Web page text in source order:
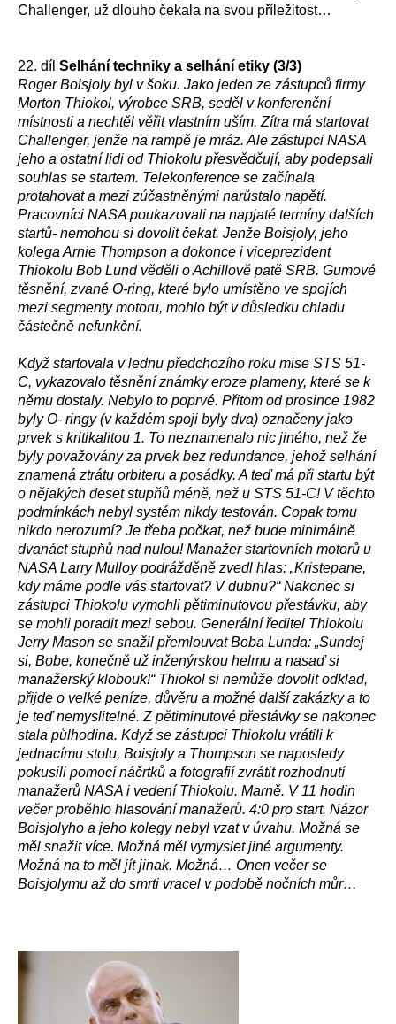
Challenger, už dlouho čekala na svou příležitost…
22. díl Selhání techniky a selhání etiky (3/3)
Roger Boisjoly byl v šoku. Jako jeden ze zástupců firmy
Morton Thiokol, výrobce SRB, seděl v konferenční
místnosti a nechtěl věřit vlastním uším. Zítra má startovat
Challenger, jenže na rampě je mráz. Ale zástupci NASA
jeho a ostatní lidi od Thiokolu přesvědčují, aby podepsali
souhlas se startem. Telekonference se začínala
protahovat a mezi zúčastněnými narůstalo napětí.
Pracovníci NASA poukazovali na napjaté termíny dalších
startů- nemohou si dovolit čekat. Jenže Boisjoly, jeho
kolega Arnie Thompson a dokonce i viceprezident
Thiokolu Bob Lund věděli o Achillově patě SRB. Gumové
těsnění, zvané O-ring, které bylo umístěno ve spojích
mezi segmenty motoru, mohlo být v důsledku chladu
částečně nefunkční.
Když startovala v lednu předchozího roku mise STS 51-
C, vykazovalo těsnění známky eroze plameny, které se k
němu dostaly. Nebylo to poprvé. Přitom od prosince 1982
byly O- ringy (v každém spoji byly dva) označeny jako
prvek s kritikalitou 1. To neznamenalo nic jiného, než že
byly považovány za prvek bez redundance, jehož selhání
znamená ztrátu orbiteru a posádky. A teď má při startu být
o nějakých deset stupňů méně, než u STS 51-C! V těchto
podmínkách nebyl systém nikdy testován. Copak tomu
nikdo nerozumí? Je třeba počkat, než bude minimálně
dvanáct stupňů nad nulou! Manažer startovních motorů u
NASA Larry Mulloy podrážděně zvedl hlas: „Kristepane,
kdy máme podle vás startovat? V dubnu?“ Nakonec si
zástupci Thiokolu vymohli pětiminutovou přestávku, aby
se mohli poradit mezi sebou. Generální ředitel Thiokolu
Jerry Mason se snažil přemlouvat Boba Lunda: „Sundej
si, Bobe, konečně už inženýrskou helmu a nasaď si
manažerský klobouk!“ Thiokol si nemůže dovolit odklad,
přijde o velké peníze, důvěru a možné další zakázky a to
je teď nemyslitelné. Z pětiminutové přestávky se nakonec
stala půlhodina. Když se zástupci Thiokolu vrátili k
jednacímu stolu, Boisjoly a Thompson se naposledy
pokusili pomocí náčrtků a fotografií zvrátit rozhodnutí
manažerů NASA i vedení Thiokolu. Marně. V 11 hodin
večer proběhlo hlasování manažerů. 4:0 pro start. Názor
Boisjolyho a jeho kolegy nebyl vzat v úvahu. Možná se
měl snažit více. Možná měl vymyslet jiné argumenty.
Možná na to měl jít jinak. Možná… Onen večer se
Boisjolymu až do smrti vracel v podobě nočních můr…